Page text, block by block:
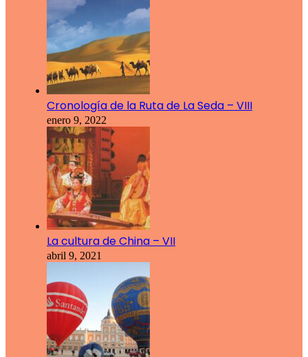
Cronología de la Ruta de La Seda – VIII
enero 9, 2022
La cultura de China – VII
abril 9, 2021